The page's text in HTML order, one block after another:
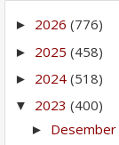
► 2026 (776)
► 2025 (458)
► 2024 (518)
▼ 2023 (400)
► Desember